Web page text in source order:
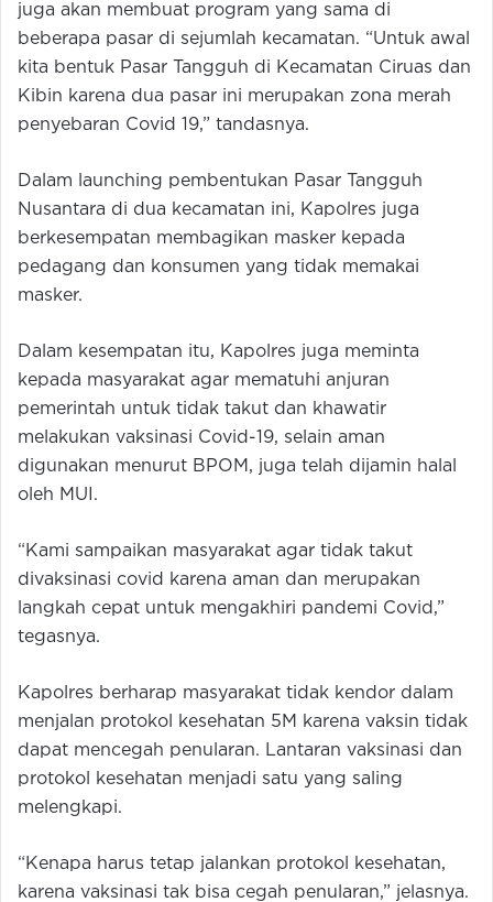
juga akan membuat program yang sama di
beberapa pasar di sejumlah kecamatan. “Untuk awal
kita bentuk Pasar Tangguh di Kecamatan Ciruas dan
Kibin karena dua pasar ini merupakan zona merah
penyebaran Covid 19,” tandasnya.
Dalam launching pembentukan Pasar Tangguh
Nusantara di dua kecamatan ini, Kapolres juga
berkesempatan membagikan masker kepada
pedagang dan konsumen yang tidak memakai
masker.
Dalam kesempatan itu, Kapolres juga meminta
kepada masyarakat agar mematuhi anjuran
pemerintah untuk tidak takut dan khawatir
melakukan vaksinasi Covid-19, selain aman
digunakan menurut BPOM, juga telah dijamin halal
oleh MUI.
“Kami sampaikan masyarakat agar tidak takut
divaksinasi covid karena aman dan merupakan
langkah cepat untuk mengakhiri pandemi Covid,”
tegasnya.
Kapolres berharap masyarakat tidak kendor dalam
menjalan protokol kesehatan 5M karena vaksin tidak
dapat mencegah penularan. Lantaran vaksinasi dan
protokol kesehatan menjadi satu yang saling
melengkapi.
“Kenapa harus tetap jalankan protokol kesehatan,
karena vaksinasi tak bisa cegah penularan,” jelasnya.